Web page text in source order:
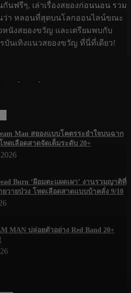
นฟรีๆ, เล่าเรื่องสยองก่อนนอน รวม
ว่า หลอนที่สุดบนโลกออนไลน์ขณะ
หนังสยองขวัญ และเตรียมพบกับ
รบันเทิงแนวสยองขวัญ ที่นี่ที่เดียว!
Man สยองแบบโคตรระยำใจบนฉาก
หดเลือดสาดจัดเต็มระดับ 20+
Burn ‘ผีอมตะแผดเผา’ งานรวมญาติที่
วายป่วง โหดเลือดสาดแบบบ้าคลั่ง 9/10
MAN ปล่อยตัวอย่าง Red Band 20+